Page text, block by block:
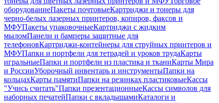
оборудованиеПакеты почтовыеКартриджи и тонеры для
черно-белых лазерных принтеров, копиров, факсов и
МФУПакеты упаковочныеКартриджи с жидким
мыломПанели и бамперы защитные для
телефоновКартриджи-контейнеры для струйных принтеров и
МФУПапки и портфели для тетрадей и уроков трудаКарты
игральныеПапки и портфели из пластика и тканиКарты Мира
и РоссииУборочный инвентарь и инструментыПапки на
кольцахКарты памятиПапки на резинках пластиковыеКассы
"Учись считать"Папки презентационныеКассы символов для
наборных печатейПапки с вкладышамиКаталоги и